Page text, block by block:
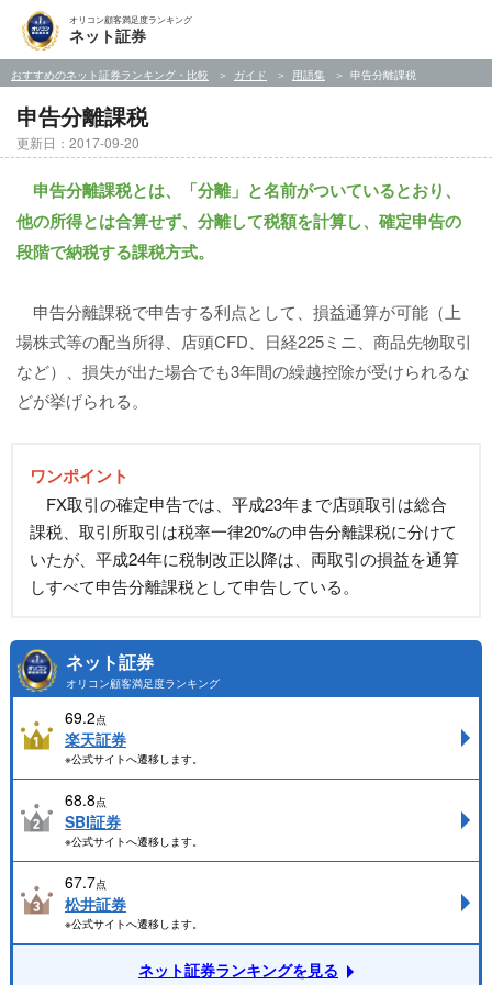
オリコン顧客満足度ランキング
ネット証券
おすすめのネット証券ランキング・比較 ガイド 用語集 申告分離課税
申告分離課税
更新日：2017-09-20
申告分離課税とは、「分離」と名前がついているとおり、
他の所得とは合算せず、分離して税額を計算し、確定申告の
段階で納税する課税方式。
申告分離課税で申告する利点として、損益通算が可能（上
場株式等の配当所得、店頭CFD、日経225ミニ、商品先物取引
など）、損失が出た場合でも3年間の繰越控除が受けられるな
どが挙げられる。
ワンポイント
FX取引の確定申告では、平成23年まで店頭取引は総合
課税、取引所取引は税率一律20%の申告分離課税に分けて
いたが、平成24年に税制改正以降は、両取引の損益を通算
しすべて申告分離課税として申告している。
ネット証券
オリコン顧客満足度ランキング
69.2点
楽天証券
※公式サイトへ遷移します。
68.8点
SBI証券
※公式サイトへ遷移します。
67.7点
松井証券
※公式サイトへ遷移します。
ネット証券ランキングを見る